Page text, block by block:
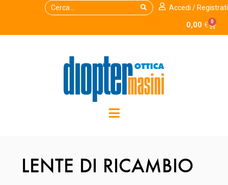
Accedi / Registrati
0,00 € 0
LENTE DI RICAMBIO